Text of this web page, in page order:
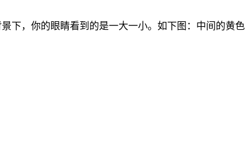
下，你的眼睛看到的是一大一小。如下图：中间的黄色